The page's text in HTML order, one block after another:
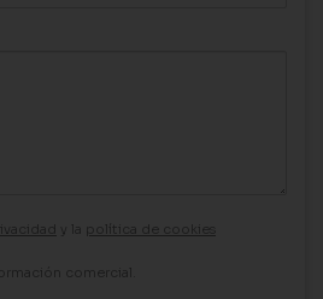
y la política de cookies
comercial.